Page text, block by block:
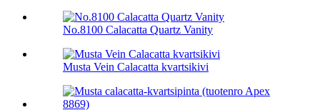
No.8100 Calacatta Quartz Vanity
Musta Vein Calacatta kvartsikivi